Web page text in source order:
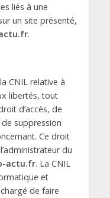
liés à une
un site présenté,
.
CNIL relative à
libertés, tout
d’accès, de
suppression
Ce droit
du
actu.fr. La CNIL
et
de faire